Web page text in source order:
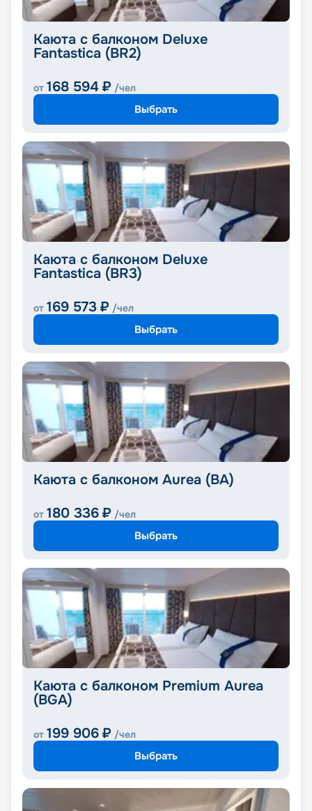
Каюта с балконом Deluxe
Fantastica (BR2)
от 168 594 ₽ /чел
Выбрать
Каюта с балконом Deluxe
Fantastica (BR3)
от 169 573 ₽ /чел
Выбрать
Каюта с балконом Aurea (BA)
от 180 336 ₽ /чел
Выбрать
Каюта с балконом Premium Aurea
(BGA)
от 199 906 ₽ /чел
Выбрать